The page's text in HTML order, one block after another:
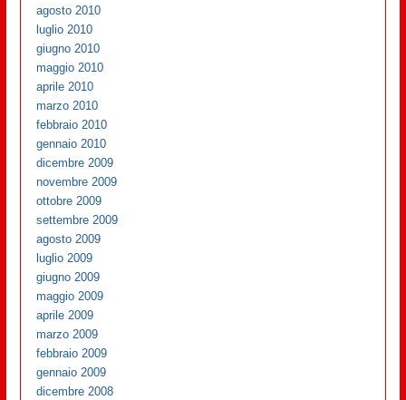
agosto 2010
luglio 2010
giugno 2010
maggio 2010
aprile 2010
marzo 2010
febbraio 2010
gennaio 2010
dicembre 2009
novembre 2009
ottobre 2009
settembre 2009
agosto 2009
luglio 2009
giugno 2009
maggio 2009
aprile 2009
marzo 2009
febbraio 2009
gennaio 2009
dicembre 2008